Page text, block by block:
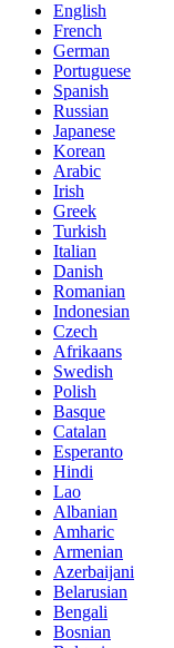
English
French
German
Portuguese
Spanish
Russian
Japanese
Korean
Arabic
Irish
Greek
Turkish
Italian
Danish
Romanian
Indonesian
Czech
Afrikaans
Swedish
Polish
Basque
Catalan
Esperanto
Hindi
Lao
Albanian
Amharic
Armenian
Azerbaijani
Belarusian
Bengali
Bosnian